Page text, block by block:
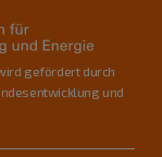
gefördert durch
und